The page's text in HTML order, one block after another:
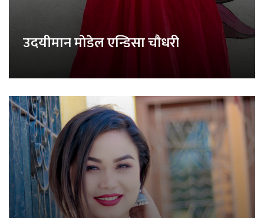
उदयीमान मोडेल एन्डिसा चौधरी